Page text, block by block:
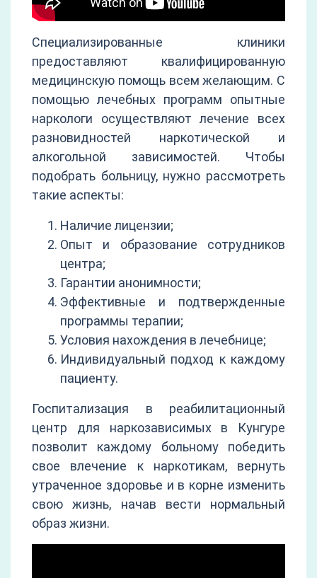
Специализированные клиники
предоставляют квалифицированную
медицинскую помощь всем желающим. С
помощью лечебных программ опытные
наркологи осуществляют лечение всех
разновидностей наркотической и
алкогольной зависимостей. Чтобы
подобрать больницу, нужно рассмотреть
такие аспекты:
Наличие лицензии;
Опыт и образование сотрудников
центра;
Гарантии анонимности;
Эффективные и подтвержденные
программы терапии;
Условия нахождения в лечебнице;
Индивидуальный подход к каждому
пациенту.
Госпитализация в реабилитационный
центр для наркозависимых в Кунгуре
позволит каждому больному победить
свое влечение к наркотикам, вернуть
утраченное здоровье и в корне изменить
свою жизнь, начав вести нормальный
образ жизни.